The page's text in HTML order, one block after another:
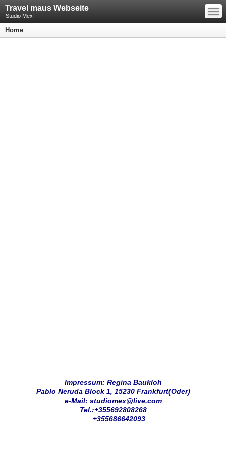
Travel maus Webseite
Studio Mex
—
—
—
Home
Impressum: Regina Baukloh
Pablo Neruda Block 1, 15230 Frankfurt(Oder)
e-Mail: studiomex@live.com
Tel.:+355692808268
+355686642093